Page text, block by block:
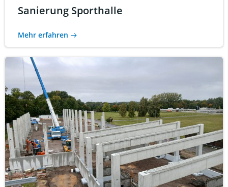
Sanierung Sporthalle
Mehr erfahren